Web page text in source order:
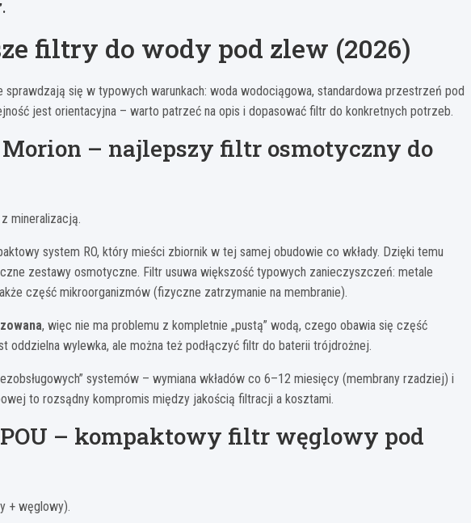
filtry do wody pod zlew (2026)
się w typowych warunkach: woda wodociągowa, standardowa przestrzeń pod
jest orientacyjna – warto patrzeć na opis i dopasować filtr do konkretnych potrzeb.
Morion – najlepszy filtr osmotyczny do
mineralizacją.
system RO, który mieści zbiornik w tej samej obudowie co wkłady. Dzięki temu
zestawy osmotyczne. Filtr usuwa większość typowych zanieczyszczeń: metale
część mikroorganizmów (fizyczne zatrzymanie na membranie).
, więc nie ma problemu z kompletnie „pustą” wodą, czego obawia się część
oddzielna wylewka, ale można też podłączyć filtr do baterii trójdrożnej.
systemów – wymiana wkładów co 6–12 miesięcy (membrany rzadziej) i
to rozsądny kompromis między jakością filtracji a kosztami.
POU – kompaktowy filtr węglowy pod
+ węglowy).